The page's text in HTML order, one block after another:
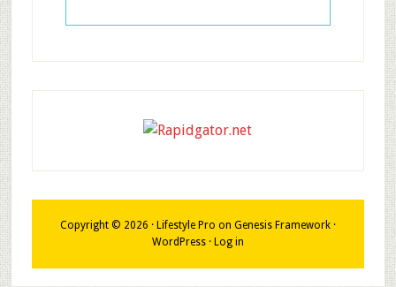
Copyright © 2026 · Lifestyle Pro on Genesis Framework·
WordPress· Log in